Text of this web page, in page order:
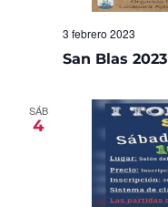
San Blas 2023
3 febrero 2023
SÁB
4